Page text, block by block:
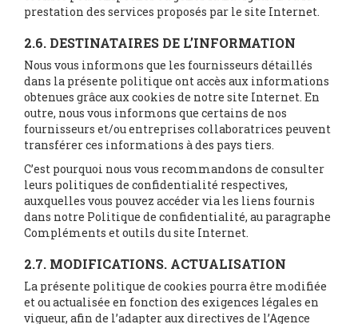
prestation des services proposés par le site Internet.
2.6. DESTINATAIRES DE L’INFORMATION
Nous vous informons que les fournisseurs détaillés
dans la présente politique ont accès aux informations
obtenues grâce aux cookies de notre site Internet. En
outre, nous vous informons que certains de nos
fournisseurs et/ou entreprises collaboratrices peuvent
transférer ces informations à des pays tiers.
C’est pourquoi nous vous recommandons de consulter
leurs politiques de confidentialité respectives,
auxquelles vous pouvez accéder via les liens fournis
dans notre Politique de confidentialité, au paragraphe
Compléments et outils du site Internet.
2.7. MODIFICATIONS. ACTUALISATION
La présente politique de cookies pourra être modifiée
et ou actualisée en fonction des exigences légales en
vigueur, afin de l’adapter aux directives de l’Agence